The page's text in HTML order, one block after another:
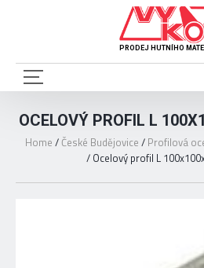
PRODEJ HUTNÍHO
OCELOVÝ PROFIL L
Home / České Budějovice / Profilová
/ Ocelový profil L